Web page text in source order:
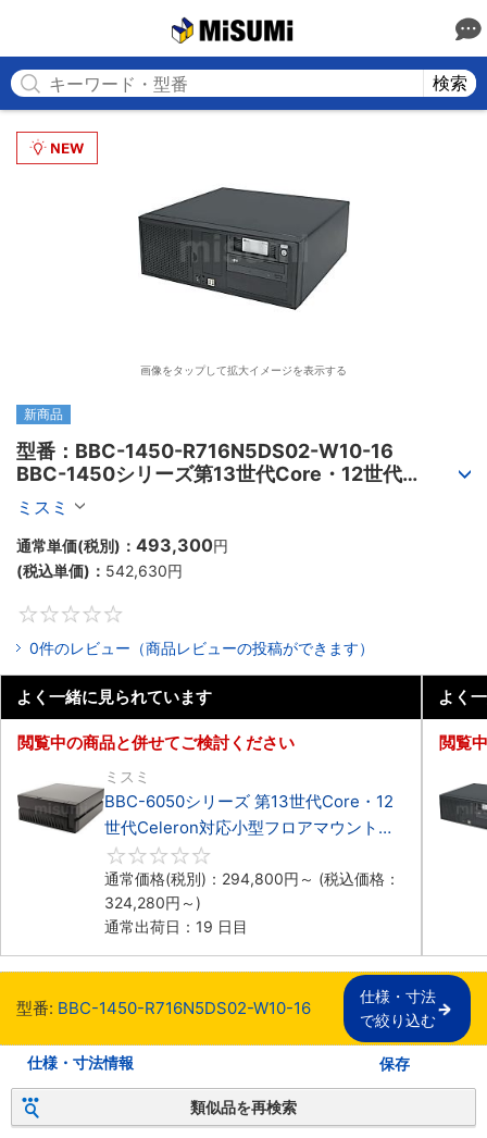
検索
画像をタップして拡大イメージを表示する
新商品
型番：BBC-1450-R716N5DS02-W10-16
BBC-1450シリーズ第13世代Core・12世代
Celeron対応小型フロアマウント4PCIe
ミスミ
通常単価(税別)： 493,300円
(税込単価)： 542,630円
0件のレビュー（商品レビューの投稿ができます）
よく一緒に見られています
閲覧中の商品と併せてご検討ください
ミスミ
BBC-6050シリーズ 第13世代Core・12
世代Celeron対応小型フロアマウント
3PCIe
通常価格(税別)： 294,800円 ～ (税込価格：
324,280円 ～)
通常出荷日：19 日目
よく
閲覧
型番: BBC-1450-R716N5DS02-W10-16
仕様・寸法
で絞り込む
仕様・寸法情報 保存
類似品を再検索